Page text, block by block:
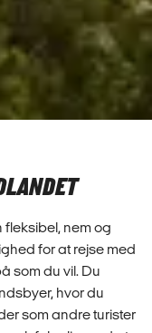
fleksibel, nem og
for at rejse med
som du vil. Du
hvor du
som andre turister